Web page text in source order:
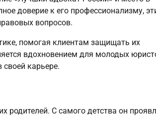
доверие к его профессионализму,
вопросов.
помогая клиентам защищать их
вдохновением для молодых
карьере.
родителей. С самого детства он